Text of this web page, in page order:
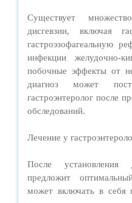
Существует
дисгевзии, включая
гастроэзофагеальную
инфекции желудочно-
побочные эффекты от
диагноз может
гастроэнтеролог после
обследований.
Лечение у
После установления
предложит
может включать в себя